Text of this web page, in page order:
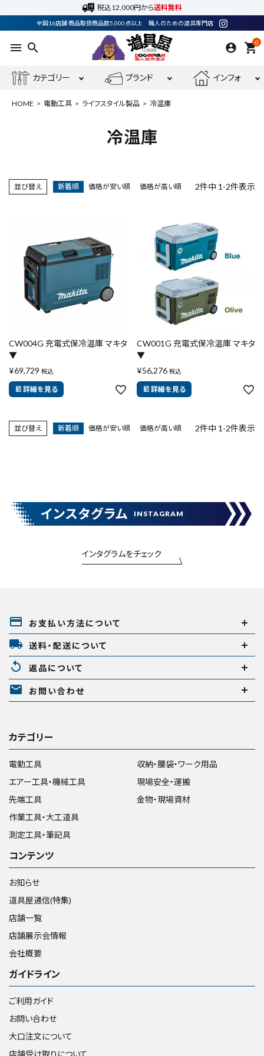
税込12,000円から送料無料
全国16店舗 商品取扱商品数5,000点以上 職人のための道具専門店
menu search 0
shopping_cart
カテゴリー ブランド インフォ
meeting_room ログイン
電動工具
エアー工具・機械工具
先端工具
作業工具・大工道具
測定工具・筆記具
収納・腰袋・ワーク用品
現場安全・運搬
ガイドライン
キーワードから探す
価格から探す
円 ～ 円
この内容で検索
HOME 電動工具 ライフスタイル製品 冷温庫
冷温庫
並び替え 新着順 価格が安い順 価格が高い順 2件中 1 -2件表示
CW004G 充電式保冷温庫 マキタ
▼
¥69,729 税込
詳細を見る
CW001G 充電式保冷温庫 マキタ
▼
¥56,276 税込
詳細を見る
並び替え 新着順 価格が安い順 価格が高い順 2件中 1 -2件表示
インスタグラム INSTAGRAM
インタグラムをチェック
payment お支払い方法について
local_shipping 送料・配送について
replay 返品について
mail お問い合わせ
カテゴリー
電動工具
エアー工具・機械工具
先端工具
作業工具・大工道具
測定工具・筆記具
収納・腰袋・ワーク用品
現場安全・運搬
金物・現場資材
コンテンツ
お知らせ
道具屋通信(特集)
店舗一覧
店舗展示会情報
会社概要
ガイドライン
ご利用ガイド
お問い合わせ
大口注文について
店舗受け取りについて